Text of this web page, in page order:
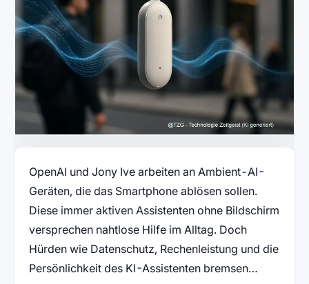
OpenAI und Jony Ive arbeiten an Ambient-AI-
Geräten, die das Smartphone ablösen sollen.
Diese immer aktiven Assistenten ohne Bildschirm
versprechen nahtlose Hilfe im Alltag. Doch
Hürden wie Datenschutz, Rechenleistung und die
Persönlichkeit des KI-Assistenten bremsen…